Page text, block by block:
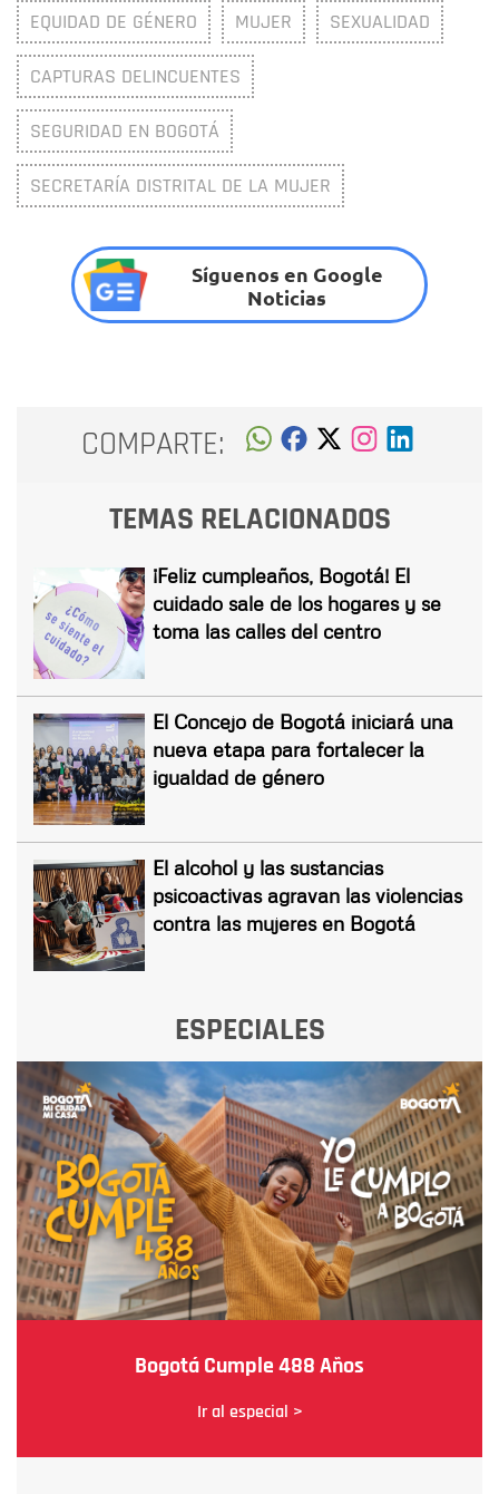
EQUIDAD DE GÉNERO MUJER SEXUALIDAD
CAPTURAS DELINCUENTES
SEGURIDAD EN BOGOTÁ
SECRETARÍA DISTRITAL DE LA MUJER
Síguenos en Google
Noticias
COMPARTE:
TEMAS RELACIONADOS
¡Feliz cumpleaños, Bogotá! El
cuidado sale de los hogares y se
toma las calles del centro
El Concejo de Bogotá iniciará una
nueva etapa para fortalecer la
igualdad de género
El alcohol y las sustancias
psicoactivas agravan las violencias
contra las mujeres en Bogotá
ESPECIALES
Bogotá Cumple 488 Años
Ir al especial >